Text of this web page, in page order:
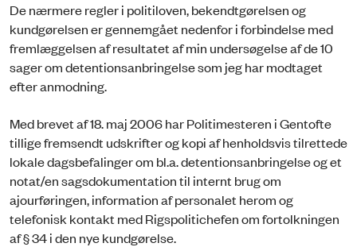
De nærmere regler i politiloven, bekendtgørelsen og
kundgørelsen er gennemgået nedenfor i forbindelse med
fremlæggelsen af resultatet af min undersøgelse af de 10
sager om detentionsanbringelse som jeg har modtaget
efter anmodning.
Med brevet af 18. maj 2006 har Politimesteren i Gentofte
tillige fremsendt udskrifter og kopi af henholdsvis tilrettede
lokale dagsbefalinger om bl.a. detentionsanbringelse og et
notat/en sagsdokumentation til internt brug om
ajourføringen, information af personalet herom og
telefonisk kontakt med Rigspolitichefen om fortolkningen
af § 34 i den nye kundgørelse.